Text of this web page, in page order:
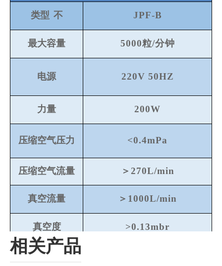
类型 不 JPF-B
最大容量 5000粒/分钟
电源 220V 50HZ
力量 200W
压缩空气压力 <0.4mPa
压缩空气流量 ＞270L/min
真空流量 ＞1000L/min
真空度 >0.13mbr
设备重量
相关产品